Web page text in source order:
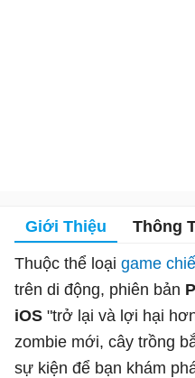
Giới Thiệu Thông
Thuộc thể loại game
trên di động, phiên bản
iOS "trở lại và lợi hại
zombie mới, cây trồng
sự kiện để bạn khám